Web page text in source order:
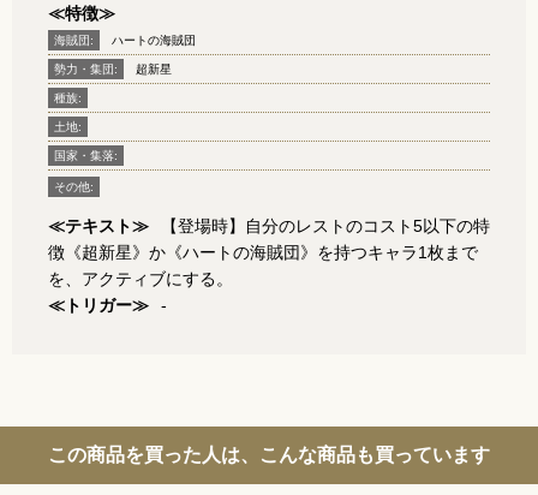
≪特徴≫
海賊団: ハートの海賊団
勢力・集団: 超新星
種族:
土地:
国家・集落:
その他:
≪テキスト≫
【登場時】自分のレストのコスト5以下の特
徴《超新星》か《ハートの海賊団》を持つキャラ1枚まで
を、アクティブにする。
≪トリガー≫
-
この商品を買った人は、こんな商品も買っています